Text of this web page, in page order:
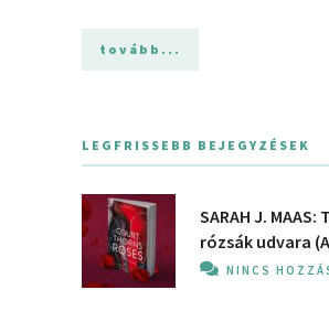
tovább...
LEGFRISSEBB BEJEGYZÉSEK
SARAH J. MAAS:
rózsák udvara
NINCS